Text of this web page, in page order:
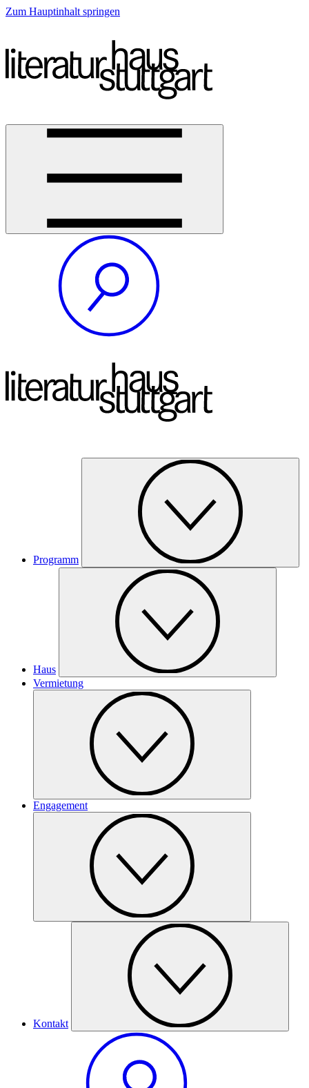
Zum Hauptinhalt springen
Programm
Haus
Vermietung
Engagement
Kontakt